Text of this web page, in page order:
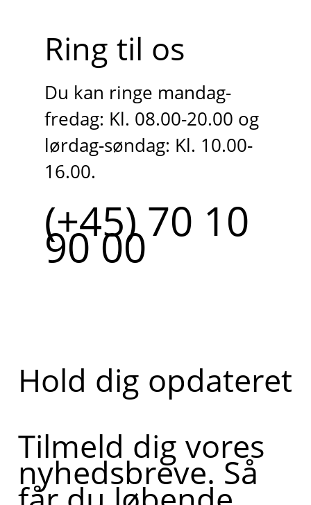
Ring til os
Du kan ringe mandag-
fredag: Kl. 08.00-20.00 og
lørdag-søndag: Kl. 10.00-
16.00.
(+45) 70 10
90 00
Hold dig opdateret
Tilmeld dig vores
nyhedsbreve. Så